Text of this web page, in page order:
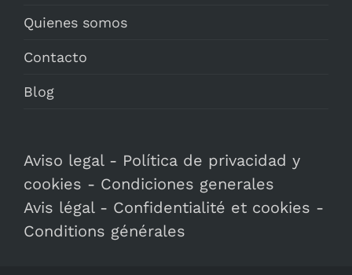
Quienes somos
Contacto
Blog
Aviso legal- Política de privacidad y
cookies - Condiciones generales
Avis légal- Confidentialité et cookies -
Conditions générales